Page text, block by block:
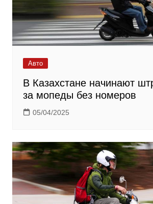
Авто
В Казахстане начинают
за мопеды без номеров
05/04/2025